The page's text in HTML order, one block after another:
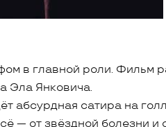
в главной роли. Фильм
Эла Янковича.
абсурдная сатира на
— от звёздной болезни и